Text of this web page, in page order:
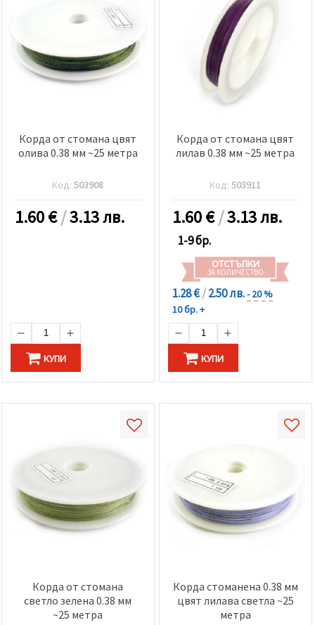
Корда от стомана цвят
олива 0.38 мм ~25 метра
Код:503908
1.60€/3.13 лв.
КУПИ
Корда от стомана цвят
лилав 0.38 мм ~25 метра
Код:503911
1.60€/3.13 лв.
1-9 бр.
ОТСТЪПКИ
ЗА КОЛИЧЕСТВО
1.28 €/2.50 лв.- 20 %
10 бр. +
КУПИ
Корда от стомана
светло зелена 0.38 мм
~25 метра
Корда стоманена 0.38 мм
цвят лилава светла ~25
метра